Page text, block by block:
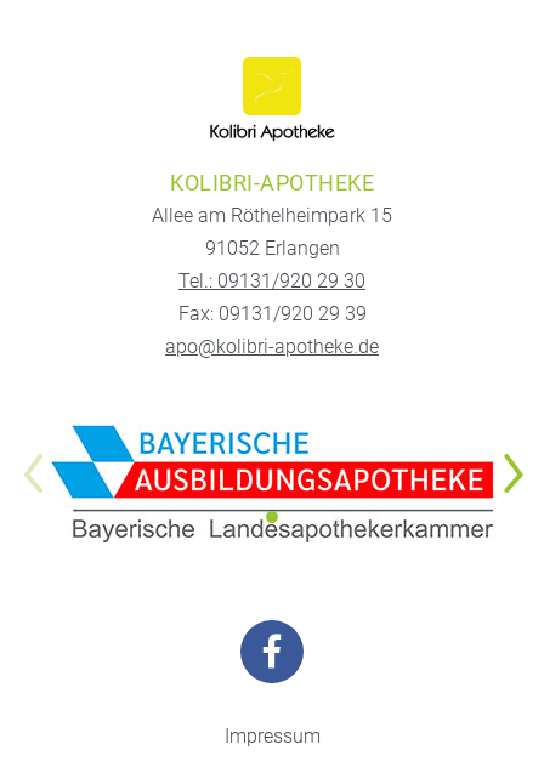
KOLIBRI-APOTHEKE
Allee am Röthelheimpark 15
91052 Erlangen
Tel.: 09131/920 29 30
Fax: 09131/920 29 39
apo@kolibri-apotheke.de
Impressum